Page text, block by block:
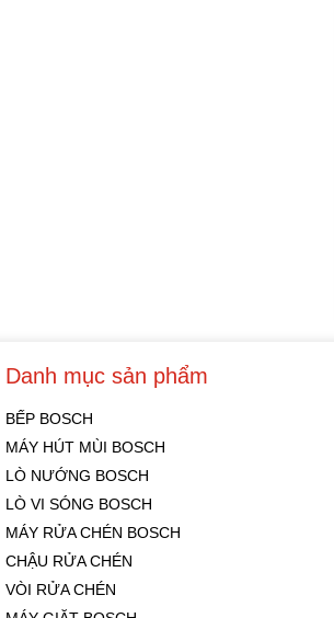
Danh mục sản phẩm
BẾP BOSCH
MÁY HÚT MÙI BOSCH
LÒ NƯỚNG BOSCH
LÒ VI SÓNG BOSCH
MÁY RỬA CHÉN BOSCH
CHẬU RỬA CHÉN
VÒI RỬA CHÉN